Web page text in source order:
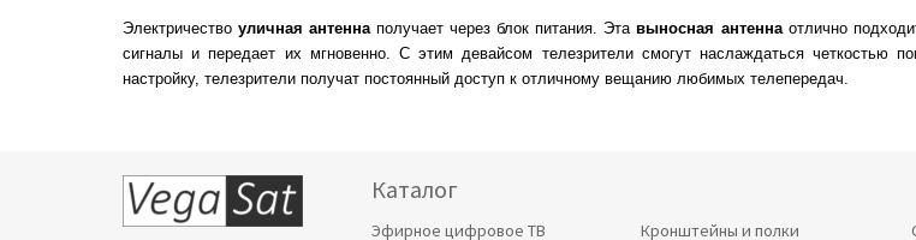
Электричествоуличная антеннаполучает через блок питания. Этавыносная антеннаотлично
сигналы и передает их мгновенно. С этим девайсом телезрители смогут наслаждаться четкостью
настройку, телезрители получат постоянный доступ к отличному вещанию любимых телепередач.
Каталог
Эфирное цифровое ТВ Кронштейны и полки